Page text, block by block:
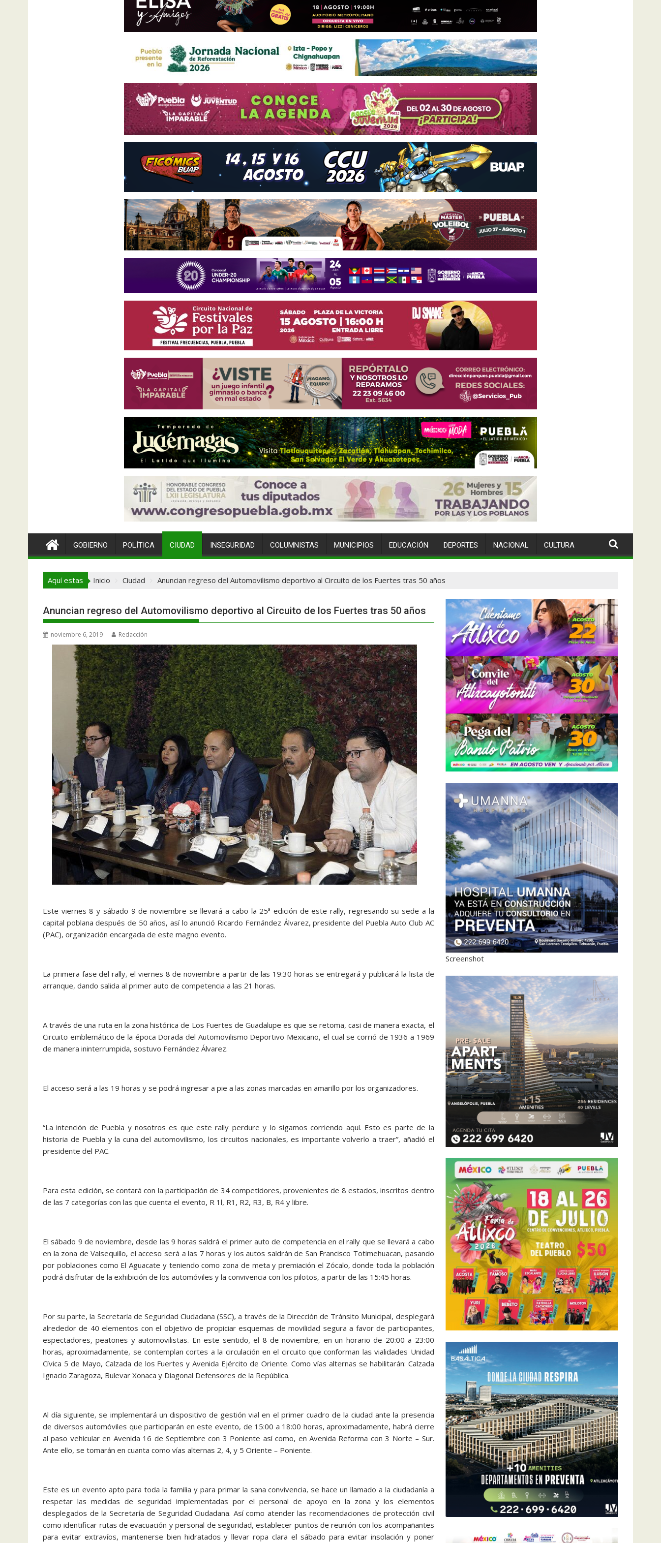
GOBIERNO POLÍTICA CIUDAD INSEGURIDAD COLUMNISTAS MUNICIPIOS EDUCACIÓN DEPORTES NACIONAL CULTURA
Aquí estas Inicio Ciudad Anuncian regreso del Automovilismo deportivo al Circuito de los Fuertes tras 50 años
Anuncian regreso del Automovilismo deportivo al Circuito de los Fuertes tras 50 años
noviembre 6, 2019 Redacción
Este viernes 8 y sábado 9 de noviembre se llevará a cabo la 25ª edición de este rally, regresando su sede a la
capital poblana después de 50 años, así lo anunció Ricardo Fernández Álvarez, presidente del Puebla Auto Club AC
(PAC), organización encargada de este magno evento.
La primera fase del rally, el viernes 8 de noviembre a partir de las 19:30 horas se entregará y publicará la lista de
arranque, dando salida al primer auto de competencia a las 21 horas.
A través de una ruta en la zona histórica de Los Fuertes de Guadalupe es que se retoma, casi de manera exacta, el
Circuito emblemático de la época Dorada del Automovilismo Deportivo Mexicano, el cual se corrió de 1936 a 1969
de manera ininterrumpida, sostuvo Fernández Álvarez.
El acceso será a las 19 horas y se podrá ingresar a pie a las zonas marcadas en amarillo por los organizadores.
“La intención de Puebla y nosotros es que este rally perdure y lo sigamos corriendo aquí. Esto es parte de la
historia de Puebla y la cuna del automovilismo, los circuitos nacionales, es importante volverlo a traer”, añadió el
presidente del PAC.
Para esta edición, se contará con la participación de 34 competidores, provenientes de 8 estados, inscritos dentro
de las 7 categorías con las que cuenta el evento, R 1l, R1, R2, R3, B, R4 y libre.
El sábado 9 de noviembre, desde las 9 horas saldrá el primer auto de competencia en el rally que se llevará a cabo
en la zona de Valsequillo, el acceso será a las 7 horas y los autos saldrán de San Francisco Totimehuacan, pasando
por poblaciones como El Aguacate y teniendo como zona de meta y premiación el Zócalo, donde toda la población
podrá disfrutar de la exhibición de los automóviles y la convivencia con los pilotos, a partir de las 15:45 horas.
Por su parte, la Secretaría de Seguridad Ciudadana (SSC), a través de la Dirección de Tránsito Municipal, desplegará
alrededor de 40 elementos con el objetivo de propiciar esquemas de movilidad segura a favor de participantes,
espectadores, peatones y automovilistas. En este sentido, el 8 de noviembre, en un horario de 20:00 a 23:00
horas, aproximadamente, se contemplan cortes a la circulación en el circuito que conforman las vialidades Unidad
Cívica 5 de Mayo, Calzada de los Fuertes y Avenida Ejército de Oriente. Como vías alternas se habilitarán: Calzada
Ignacio Zaragoza, Bulevar Xonaca y Diagonal Defensores de la República.
Al día siguiente, se implementará un dispositivo de gestión vial en el primer cuadro de la ciudad ante la presencia
de diversos automóviles que participarán en este evento, de 15:00 a 18:00 horas, aproximadamente, habrá cierre
al paso vehicular en Avenida 16 de Septiembre con 3 Poniente así como, en Avenida Reforma con 3 Norte – Sur.
Ante ello, se tomarán en cuanta como vías alternas 2, 4, y 5 Oriente – Poniente.
Este es un evento apto para toda la familia y para primar la sana convivencia, se hace un llamado a la ciudadanía a
respetar las medidas de seguridad implementadas por el personal de apoyo en la zona y los elementos
desplegados de la Secretaría de Seguridad Ciudadana. Así como atender las recomendaciones de protección civil
como identificar rutas de evacuación y personal de seguridad, establecer puntos de reunión con los acompañantes
para evitar extravíos, mantenerse bien hidratados y llevar ropa clara el sábado para evitar insolación y poner
Screenshot